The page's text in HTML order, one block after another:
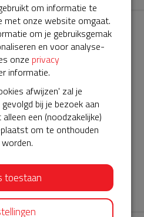
ProCardio
door de Hartstichting en
BuurtAED is AED360-ProCardio
en ontzorgen zij jou de
is gespecialiseerd in de
van Philips AED’s.
om informatie te
met onze website omgaat.
om je gebruiksgemak
en voor analyse-
onze privacy
informatie.
afwijzen' zal je
bij je bezoek aan
een (noodzakelijke)
om te onthouden
toestaan